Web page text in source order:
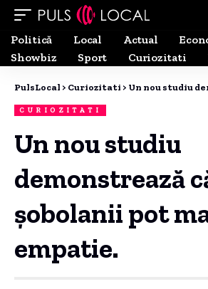
Politică
Local Actual
Showbiz
Sport Curiozitati
PulsLocal > Curiozitati > Un nou studiu demonstrează
CURIOZITATI
Un nou studiu
demonstrează
șobolanii pot
empatie.